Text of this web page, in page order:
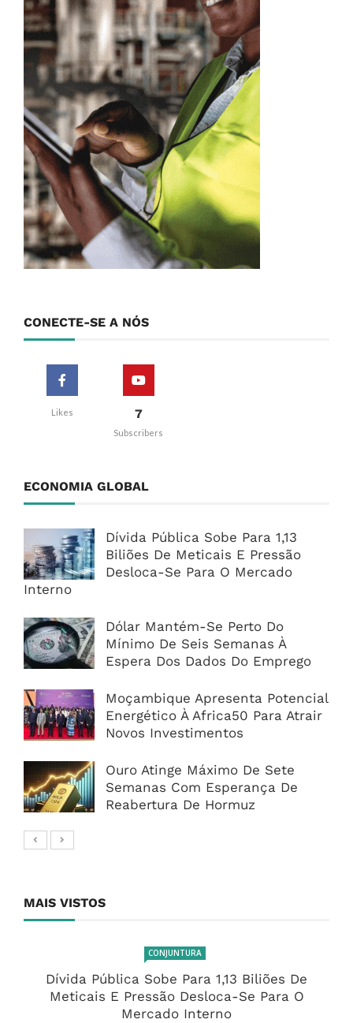
CONECTE-SE A NÓS
Likes 7
Subscribers
ECONOMIA GLOBAL
Dívida Pública Sobe Para 1,13
Biliões De Meticais E Pressão
Desloca-Se Para O Mercado
Interno
Dólar Mantém-Se Perto Do
Mínimo De Seis Semanas À
Espera Dos Dados Do Emprego
Moçambique Apresenta Potencial
Energético À Africa50 Para Atrair
Novos Investimentos
Ouro Atinge Máximo De Sete
Semanas Com Esperança De
Reabertura De Hormuz
MAIS VISTOS
CONJUNTURA
Dívida Pública Sobe Para 1,13 Biliões De
Meticais E Pressão Desloca-Se Para O
Mercado Interno